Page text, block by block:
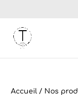
Accueil / Nos